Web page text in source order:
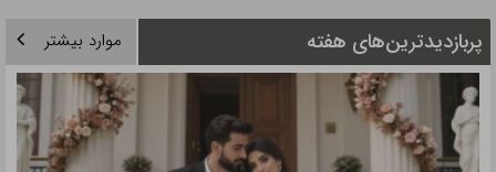
پربازدیدترین‌های هفته موارد بیشتر